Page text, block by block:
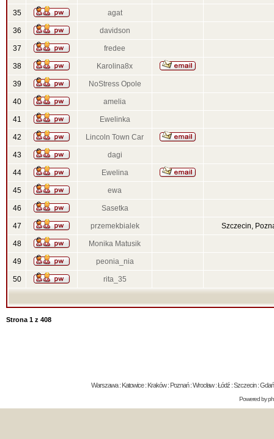
35 agat
36 davidson
37 fredee
38 Karolina8x
39 NoStress Opole
40 amelia
41 Ewelinka
42 Lincoln Town Car
43 dagi
44 Ewelina
45 ewa
46 Sasetka
47 przemekbialek Szczecin,
48 Monika Matusik
49 peonia_nia
50 rita_35
Strona 1 z 408
Warszawa : Katowice : Kraków : Poznań : Wrocław : Łódź : Szczecin :
Powered by